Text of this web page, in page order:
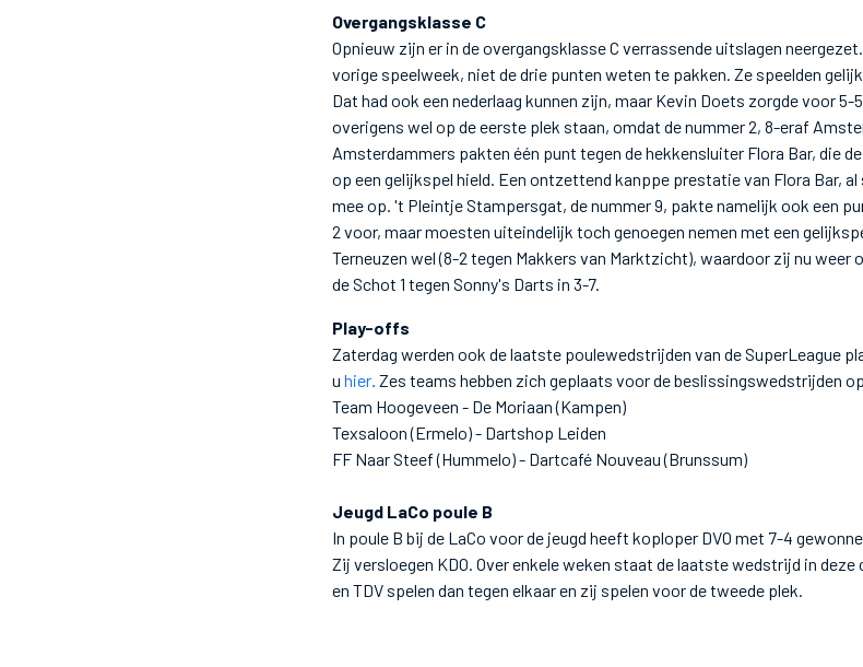
Overgangsklasse C
Opnieuw zijn er in de overgangsklasse C verrassende uitslagen
vorige speelweek, niet de drie punten weten te pakken. Ze speelden
Dat had ook een nederlaag kunnen zijn, maar Kevin Doets zorgde voor
overigens wel op de eerste plek staan, omdat de nummer 2, 8-eraf
Amsterdammers pakten één punt tegen de hekkensluiter Flora Bar, die
op een gelijkspel hield. Een ontzettend kanppe prestatie van Flora Bar,
mee op. 't Pleintje Stampersgat, de nummer 9, pakte namelijk ook een
2 voor, maar moesten uiteindelijk toch genoegen nemen met een
Terneuzen wel (8-2 tegen Makkers van Marktzicht), waardoor zij nu weer
de Schot 1 tegen Sonny's Darts in 3-7.
Play-offs
Zaterdag werden ook de laatste poulewedstrijden van de SuperLeague
u hier Zes teams hebben zich geplaats voor de beslissingswedstrijden
Team Hoogeveen - De Moriaan (Kampen)
Texsaloon (Ermelo) - Dartshop Leiden
FF Naar Steef (Hummelo) - Dartcafé Nouveau (Brunssum)
Jeugd LaCo poule B
In poule B bij de LaCo voor de jeugd heeft koploper DVO met 7-4
Zij versloegen KDO. Over enkele weken staat de laatste wedstrijd in
en TDV spelen dan tegen elkaar en zij spelen voor de tweede plek.